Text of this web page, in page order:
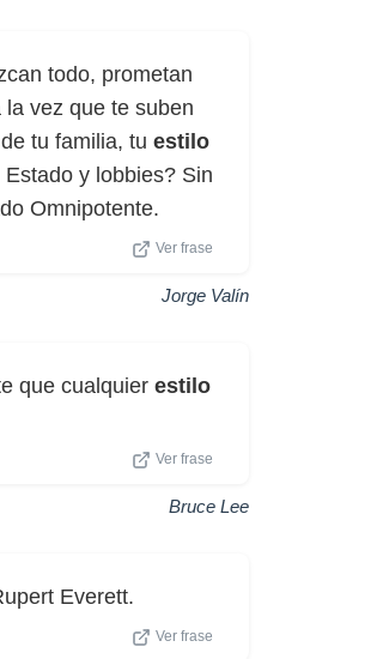
todo, prometan
vez que te suben
tu familia, tu estilo
y lobbies? Sin
Omnipotente.
Ver frase
Jorge Valín
que cualquier estilo
Ver frase
Bruce Lee
Everett.
Ver frase